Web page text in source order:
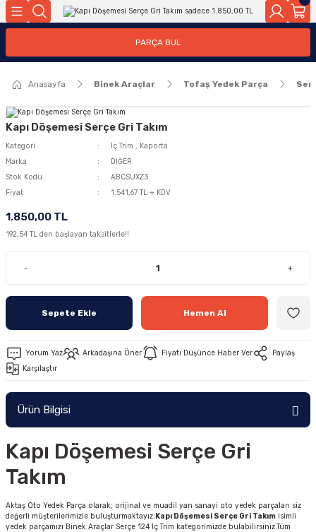
Geri Dön
Geri Dön
PARÇA BUL
Anasayfa Binek Araçlar Tofaş Yedek Parça
Kapı Döşemesi Serçe Gri Takım
Kategori İç Trim , Kaporta
Marka
DİĞER
Stok Kodu
ABCSUXZ3
Fiyat
1.541,67 TL + KDV
1.850,00 TL
192,54 TL den başlayan taksitlerle!!
- +
Sepete Ekle Hemen Al
Yorum Yaz Arkadaşına Öner Fiyatı Düşünce Haber Ver
Paylaş
Karşılaştır
Ürün Bilgisi
Kapı Döşemesi Serçe Gri
Takım
Aktaş Oto Yedek Parça olarak; orijinal ve muadil yan sanayi oto yedek parçaları siz
değerli müşterilerimizle buluşturmaktayız.Kapı Döşemesi Serçe Gri Takım isimli
yedek parçamızı Binek Araçlar Serçe 124 İç Trim kategorimizde bulabilirsiniz.Tüm